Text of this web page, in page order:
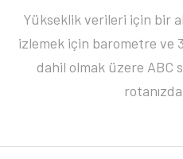
Yükseklik verileri için bir
izlemek için barometre ve
dahil olmak üzere ABC